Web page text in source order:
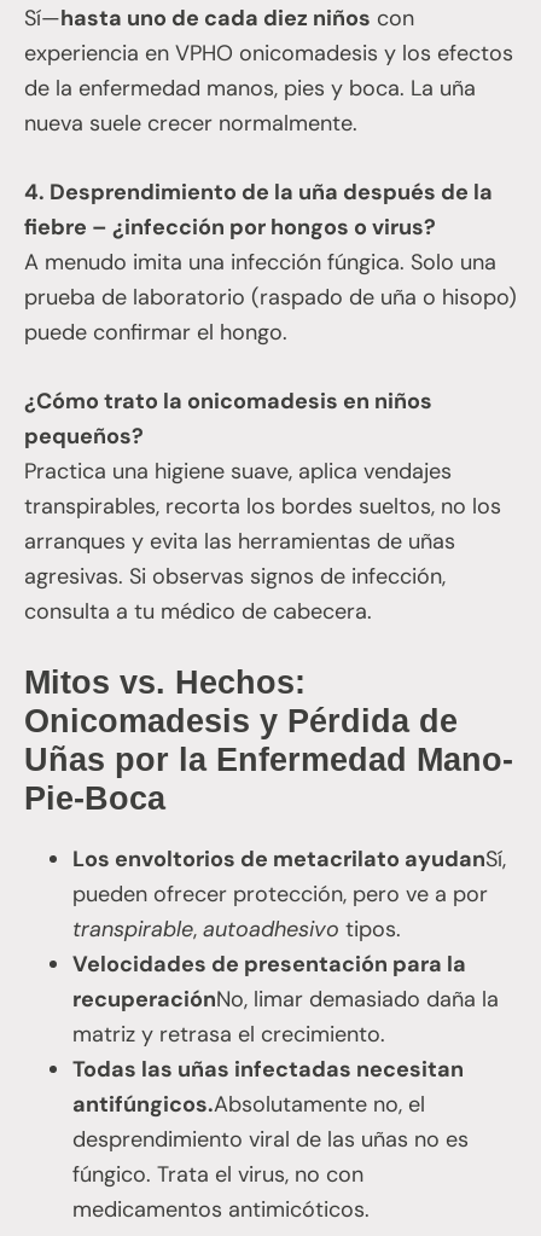
Sí—hasta uno de cada diez niños con
experiencia en VPHO onicomadesis y los efectos
de la enfermedad manos, pies y boca. La uña
nueva suele crecer normalmente.
4. Desprendimiento de la uña después de la
fiebre – ¿infección por hongos o virus?
A menudo imita una infección fúngica. Solo una
prueba de laboratorio (raspado de uña o hisopo)
puede confirmar el hongo.
¿Cómo trato la onicomadesis en niños
pequeños?
Practica una higiene suave, aplica vendajes
transpirables, recorta los bordes sueltos, no los
arranques y evita las herramientas de uñas
agresivas. Si observas signos de infección,
consulta a tu médico de cabecera.
Mitos vs. Hechos:
Onicomadesis y Pérdida de
Uñas por la Enfermedad Mano-
Pie-Boca
Los envoltorios de metacrilato ayudanSí,
pueden ofrecer protección, pero ve a por
transpirable, autoadhesivo tipos.
Velocidades de presentación para la
recuperaciónNo, limar demasiado daña la
matriz y retrasa el crecimiento.
Todas las uñas infectadas necesitan
antifúngicos.Absolutamente no, el
desprendimiento viral de las uñas no es
fúngico. Trata el virus, no con
medicamentos antimicóticos.